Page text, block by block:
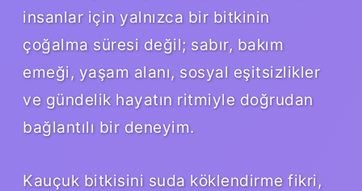
insanlar için yalnızca bir bitkinin
çoğalma süresi değil; sabır, bakım
emeği, yaşam alanı, sosyal eşitsizlikler
ve gündelik hayatın ritmiyle doğrudan
bağlantılı bir deneyim.
Kauçuk bitkisini suda köklendirme fikri,